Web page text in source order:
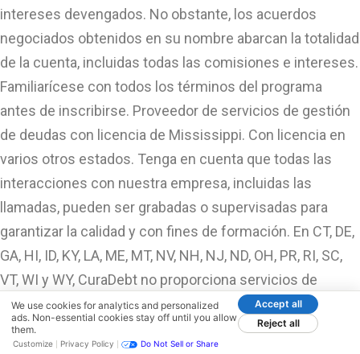
intereses devengados. No obstante, los acuerdos
negociados obtenidos en su nombre abarcan la totalidad
de la cuenta, incluidas todas las comisiones e intereses.
Familiarícese con todos los términos del programa
antes de inscribirse. Proveedor de servicios de gestión
de deudas con licencia de Mississippi. Con licencia en
varios otros estados. Tenga en cuenta que todas las
interacciones con nuestra empresa, incluidas las
llamadas, pueden ser grabadas o supervisadas para
garantizar la calidad y con fines de formación. En CT, DE,
GA, HI, ID, KY, LA, ME, MT, NV, NH, NJ, ND, OH, PR, RI, SC,
VT, WI y WY, CuraDebt no proporciona servicios de
liquidación/ajuste de deudas y en su lugar puede remitir
al consumidor a un bufete de abogados que puede ser
We use cookies for analytics and personalized
ads. Non-essential cookies stay off until you allow
them.
Accept all
Reject all
Customize Privacy Policy Do Not Sell or Share